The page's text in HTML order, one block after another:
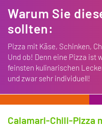
Warum Sie
sollten:
Pizza mit Käse, Schinken,
Und ob! Denn eine Pizza ist
feinsten kulinarischen
und zwar sehr individuell!
Calamari-Chili-Pizza